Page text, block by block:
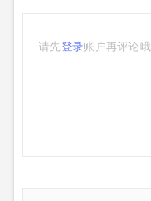
请先登录账户再评论哦